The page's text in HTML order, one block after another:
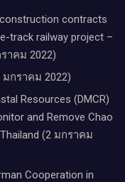
contracts
track railway project –
าคม 2022)
มกราคม 2022)
Resources (DMCR)
and Remove Chao
(2 มกราคม
Cooperation in